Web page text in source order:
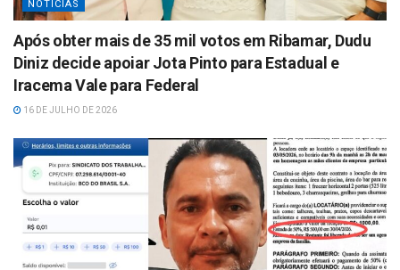
NOTÍCIAS
Após obter mais de 35 mil votos em Ribamar, Dudu
Diniz decide apoiar Jota Pinto para Estadual e
Iracema Vale para Federal
16 DE JULHO DE 2026